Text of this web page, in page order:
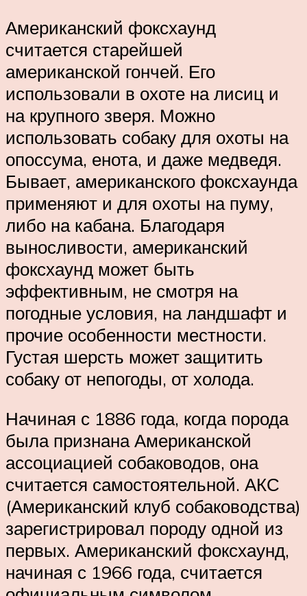
Американский фоксхаунд
считается старейшей
американской гончей. Его
использовали в охоте на лисиц и
на крупного зверя. Можно
использовать собаку для охоты на
опоссума, енота, и даже медведя.
Бывает, американского фоксхаунда
применяют и для охоты на пуму,
либо на кабана. Благодаря
выносливости, американский
фоксхаунд может быть
эффективным, не смотря на
погодные условия, на ландшафт и
прочие особенности местности.
Густая шерсть может защитить
собаку от непогоды, от холода.
Начиная с 1886 года, когда порода
была признана Американской
ассоциацией собаководов, она
считается самостоятельной. АКС
(Американский клуб собаководства)
зарегистрировал породу одной из
первых. Американский фоксхаунд,
начиная с 1966 года, считается